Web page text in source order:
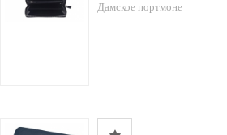
Дамское портмоне